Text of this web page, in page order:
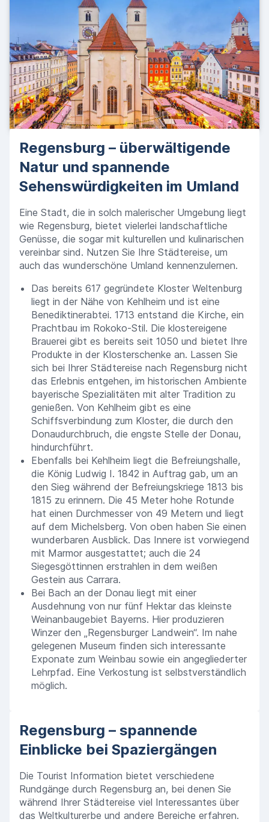
Regensburg – überwältigende
Natur und spannende
Sehenswürdigkeiten im Umland
Eine Stadt, die in solch malerischer Umgebung liegt
wie Regensburg, bietet vielerlei landschaftliche
Genüsse, die sogar mit kulturellen und kulinarischen
vereinbar sind. Nutzen Sie Ihre Städtereise, um
auch das wunderschöne Umland kennenzulernen.
Das bereits 617 gegründete Kloster Weltenburg
liegt in der Nähe von Kehlheim und ist eine
Benediktinerabtei. 1713 entstand die Kirche, ein
Prachtbau im Rokoko-Stil. Die klostereigene
Brauerei gibt es bereits seit 1050 und bietet Ihre
Produkte in der Klosterschenke an. Lassen Sie
sich bei Ihrer Städtereise nach Regensburg nicht
das Erlebnis entgehen, im historischen Ambiente
bayerische Spezialitäten mit alter Tradition zu
genießen. Von Kehlheim gibt es eine
Schiffsverbindung zum Kloster, die durch den
Donaudurchbruch, die engste Stelle der Donau,
hindurchführt.
Ebenfalls bei Kehlheim liegt die Befreiungshalle,
die König Ludwig I. 1842 in Auftrag gab, um an
den Sieg während der Befreiungskriege 1813 bis
1815 zu erinnern. Die 45 Meter hohe Rotunde
hat einen Durchmesser von 49 Metern und liegt
auf dem Michelsberg. Von oben haben Sie einen
wunderbaren Ausblick. Das Innere ist vorwiegend
mit Marmor ausgestattet; auch die 24
Siegesgöttinnen erstrahlen in dem weißen
Gestein aus Carrara.
Bei Bach an der Donau liegt mit einer
Ausdehnung von nur fünf Hektar das kleinste
Weinanbaugebiet Bayerns. Hier produzieren
Winzer den „Regensburger Landwein“. Im nahe
gelegenen Museum finden sich interessante
Exponate zum Weinbau sowie ein angegliederter
Lehrpfad. Eine Verkostung ist selbstverständlich
möglich.
Regensburg – spannende
Einblicke bei Spaziergängen
Die Tourist Information bietet verschiedene
Rundgänge durch Regensburg an, bei denen Sie
während Ihrer Städtereise viel Interessantes über
das Weltkulturerbe und andere Bereiche erfahren.